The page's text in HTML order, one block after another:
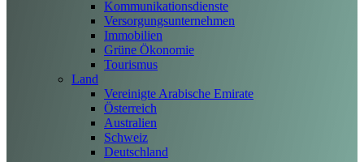
Kommunikationsdienste
Versorgungsunternehmen
Immobilien
Grüne Ökonomie
Tourismus
Land
Vereinigte Arabische Emirate
Österreich
Australien
Schweiz
Deutschland